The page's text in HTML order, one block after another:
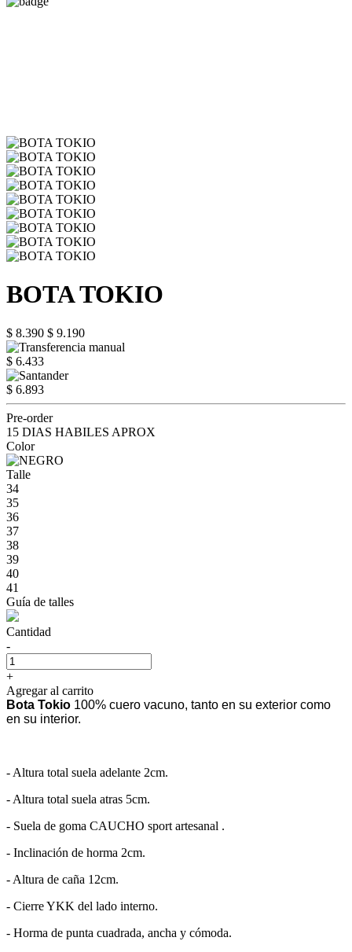
BOTA TOKIO
$ 8.390 $ 9.190
$ 6.433
$ 6.893
Pre-order
15 DIAS HABILES APROX
Color
Talle
34
35
36
37
38
39
40
41
Guía de talles
Cantidad
-
+
Agregar al carrito
Bota Tokio 100% cuero vacuno, tanto en su exterior como
en su interior.
- Altura total suela adelante 2cm.
- Altura total suela atras 5cm.
- Suela de goma CAUCHO sport artesanal .
- Inclinación de horma 2cm.
- Altura de caña 12cm.
- Cierre YKK del lado interno.
- Horma de punta cuadrada, ancha y cómoda.